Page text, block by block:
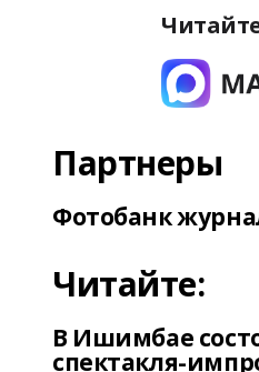
Партнеры
Фотобанк
Читайте:
В Ишимбае
спектакля-